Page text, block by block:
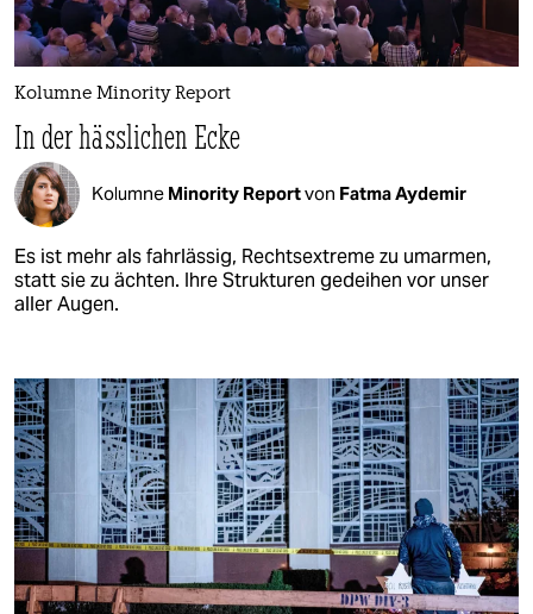
Kolumne Minority Report
In der hässlichen Ecke
Kolumne Minority Reportvon Fatma Aydemir
Es ist mehr als fahrlässig, Rechtsextreme zu umarmen,
statt sie zu ächten. Ihre Strukturen gedeihen vor unser
aller Augen.